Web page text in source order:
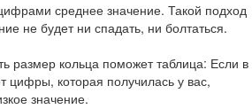
среднее значение. Такой подход
не будет ни спадать, ни болтаться.
размер кольца поможет таблица: Если в
цифры, которая получилась у вас,
значение.